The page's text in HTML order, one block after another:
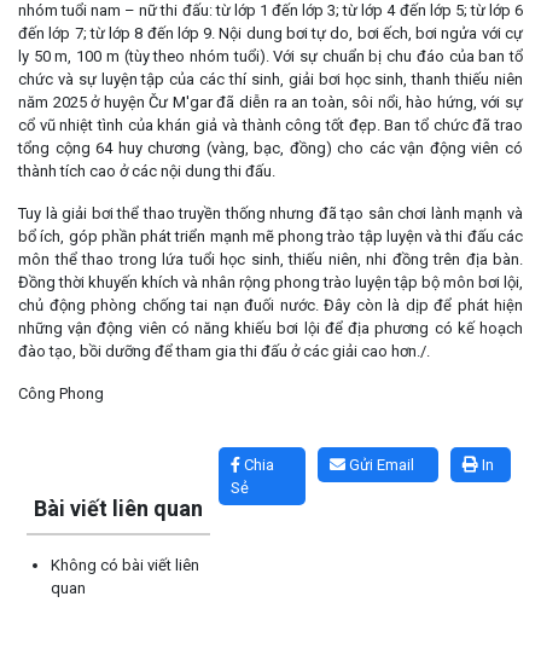
nhóm tuổi nam – nữ thi đấu: từ lớp 1 đến lớp 3; từ lớp 4 đến lớp 5; từ lớp 6
đến lớp 7; từ lớp 8 đến lớp 9. Nội dung bơi tự do, bơi ếch, bơi ngửa với cự
ly 50 m, 100 m (tùy theo nhóm tuổi). Với sự chuẩn bị chu đáo của ban tổ
chức và sự luyện tập của các thí sinh, giải bơi học sinh, thanh thiếu niên
năm 2025 ở huyện Čư M'gar đã diễn ra an toàn, sôi nổi, hào hứng, với sự
cổ vũ nhiệt tình của khán giả và thành công tốt đẹp. Ban tổ chức đã trao
tổng cộng 64 huy chương (vàng, bạc, đồng) cho các vận động viên có
thành tích cao ở các nội dung thi đấu.
Tuy là giải bơi thể thao truyền thống nhưng đã tạo sân chơi lành mạnh và
bổ ích, góp phần phát triển mạnh mẽ phong trào tập luyện và thi đấu các
môn thể thao trong lứa tuổi học sinh, thiếu niên, nhi đồng trên địa bàn.
Đồng thời khuyến khích và nhân rộng phong trào luyện tập bộ môn bơi lội,
chủ động phòng chống tai nạn đuối nước. Đây còn là dịp để phát hiện
những vận động viên có năng khiếu bơi lội để địa phương có kế hoạch
đào tạo, bồi dưỡng để tham gia thi đấu ở các giải cao hơn./.
Công Phong
In
Gửi Email
Chia
Sẻ
Bài viết liên quan
Không có bài viết liên
quan